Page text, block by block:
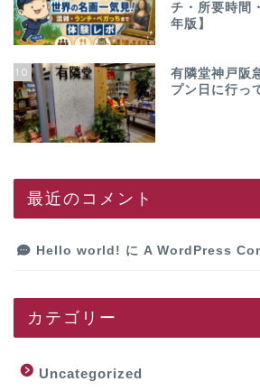
チ・所要時間
年版】
10
有隣堂神戸阪
プン日に行っ
最近のコメント
Hello world! に A WordPress
カテゴリー
Uncategorized